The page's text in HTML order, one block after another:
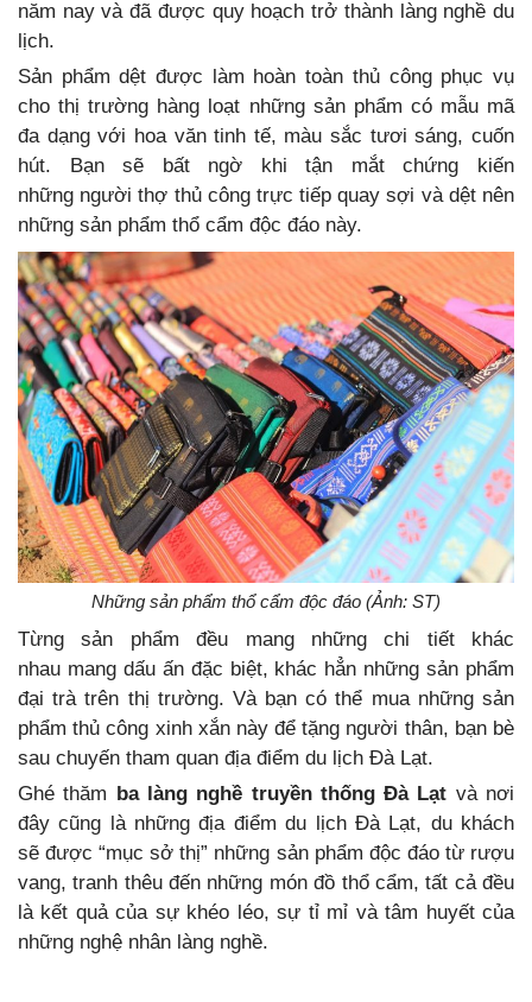
năm nay và đã được quy hoạch trở thành làng nghề du
lịch.
Sản phẩm dệt được làm hoàn toàn thủ công phục vụ
cho thị trường hàng loạt những sản phẩm có mẫu mã
đa dạng với hoa văn tinh tế, màu sắc tươi sáng, cuốn
hút. Bạn sẽ bất ngờ khi tận mắt chứng kiến
những người thợ thủ công trực tiếp quay sợi và dệt nên
những sản phẩm thổ cẩm độc đáo này.
Những sản phẩm thổ cẩm độc đáo (Ảnh: ST)
Từng sản phẩm đều mang những chi tiết khác
nhau mang dấu ấn đặc biệt, khác hẳn những sản phẩm
đại trà trên thị trường. Và bạn có thể mua những sản
phẩm thủ công xinh xắn này để tặng người thân, bạn bè
sau chuyến tham quan địa điểm du lịch Đà Lạt.
Ghé thăm ba làng nghề truyền thống Đà Lạt và nơi
đây cũng là những địa điểm du lịch Đà Lạt, du khách
sẽ được “mục sở thị” những sản phẩm độc đáo từ rượu
vang, tranh thêu đến những món đồ thổ cẩm, tất cả đều
là kết quả của sự khéo léo, sự tỉ mỉ và tâm huyết của
những nghệ nhân làng nghề.